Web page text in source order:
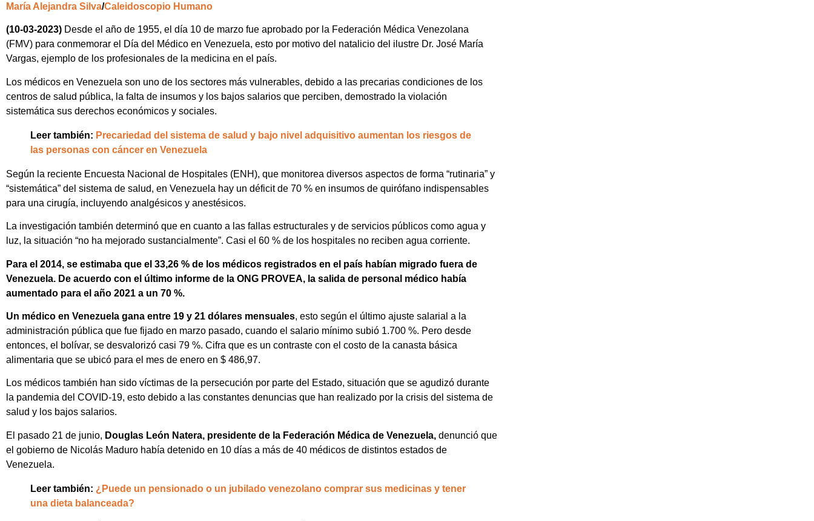
María Alejandra Silva/Caleidoscopio Humano
(10-03-2023) Desde el año de 1955, el día 10 de marzo fue aprobado por la Federación Médica Venezolana
(FMV) para conmemorar el Día del Médico en Venezuela, esto por motivo del natalicio del ilustre Dr. José María
Vargas, ejemplo de los profesionales de la medicina en el país.
Los médicos en Venezuela son uno de los sectores más vulnerables, debido a las precarias condiciones de los
centros de salud pública, la falta de insumos y los bajos salarios que perciben, demostrado la violación
sistemática sus derechos económicos y sociales.
Leer también: Precariedad del sistema de salud y bajo nivel adquisitivo aumentan los riesgos de
las personas con cáncer en Venezuela
Según la reciente Encuesta Nacional de Hospitales (ENH), que monitorea diversos aspectos de forma “rutinaria” y
“sistemática” del sistema de salud, en Venezuela hay un déficit de 70 % en insumos de quirófano indispensables
para una cirugía, incluyendo analgésicos y anestésicos.
La investigación también determinó que en cuanto a las fallas estructurales y de servicios públicos como agua y
luz, la situación “no ha mejorado sustancialmente”. Casi el 60 % de los hospitales no reciben agua corriente.
Para el 2014, se estimaba que el 33,26 % de los médicos registrados en el país habían migrado fuera de
Venezuela. De acuerdo con el último informe de la ONG PROVEA, la salida de personal médico había
aumentado para el año 2021 a un 70 %.
Un médico en Venezuela gana entre 19 y 21 dólares mensuales, esto según el último ajuste salarial a la
administración pública que fue fijado en marzo pasado, cuando el salario mínimo subió 1.700 %. Pero desde
entonces, el bolívar, se desvalorizó casi 79 %. Cifra que es un contraste con el costo de la canasta básica
alimentaria que se ubicó para el mes de enero en $ 486,97.
Los médicos también han sido víctimas de la persecución por parte del Estado, situación que se agudizó durante
la pandemia del COVID-19, esto debido a las constantes denuncias que han realizado por la crisis del sistema de
salud y los bajos salarios.
El pasado 21 de junio, Douglas León Natera, presidente de la Federación Médica de Venezuela, denunció que
el gobierno de Nicolás Maduro había detenido en 10 días a más de 40 médicos de distintos estados de
Venezuela.
Leer también: ¿Puede un pensionado o un jubilado venezolano comprar sus medicinas y tener
una dieta balanceada?